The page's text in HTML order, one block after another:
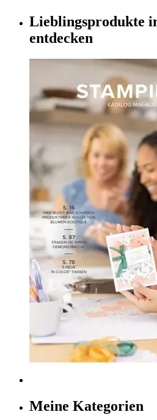
Lieblingsprodukte
entdecken
Meine Kategorien